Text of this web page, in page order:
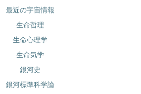
最近の宇宙情報
生命哲理
生命心理学
生命気学
銀河史
銀河標準科学論